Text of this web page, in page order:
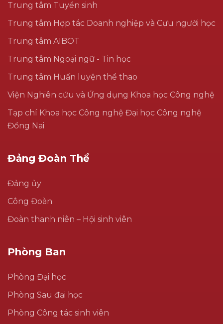
Trung tâm Tuyển sinh
Trung tâm Hợp tác Doanh nghiệp và Cựu người học
Trung tâm AIBOT
Trung tâm Ngoại ngữ - Tin học
Trung tâm Huấn luyện thể thao
Viện Nghiên cứu và Ứng dụng Khoa học Công nghệ
Tạp chí Khoa học Công nghệ Đại học Công nghệ
Đồng Nai
Đảng Đoàn Thể
Đảng ủy
Công Đoàn
Đoàn thanh niên – Hội sinh viên
Phòng Ban
Phòng Đại học
Phòng Sau đại học
Phòng Công tác sinh viên